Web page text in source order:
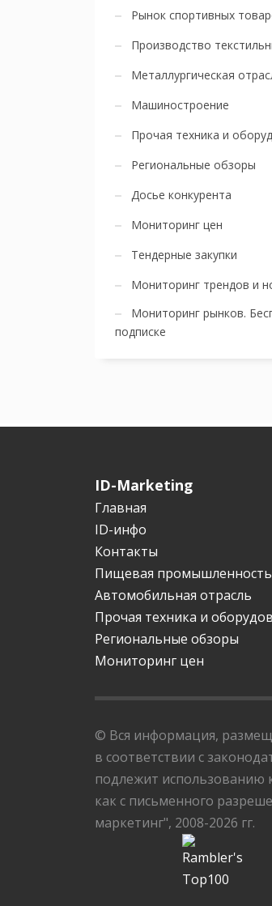
Рынок спортивных
Производство
Металлургическая
Машиностроение
Прочая техника и
Региональные обзоры
Досье конкурента
Мониторинг цен
Тендерные закупки
Мониторинг трендов и
Мониторинг рынков.
подписке
ID-Marketing
Главная
ID-инфо
Контакты
Пищевая промышленность
Автомобильная отрасль
Прочая техника и
Региональные обзоры
Мониторинг цен
© Вся информация,
в соответствии с
подлежит использованию
как с письменного
маркетинг", 2008-2026 гг.